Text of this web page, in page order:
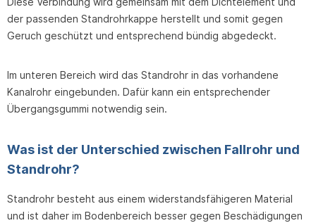
der passenden Standrohrkappe herstellt und somit gegen
Geruch geschützt und entsprechend bündig abgedeckt.
Im unteren Bereich wird das Standrohr in das vorhandene
Kanalrohr eingebunden. Dafür kann ein entsprechender
Übergangsgummi notwendig sein.
Was ist der Unterschied zwischen Fallrohr und
Standrohr?
Standrohr besteht aus einem widerstandsfähigeren Material
und ist daher im Bodenbereich besser gegen Beschädigungen